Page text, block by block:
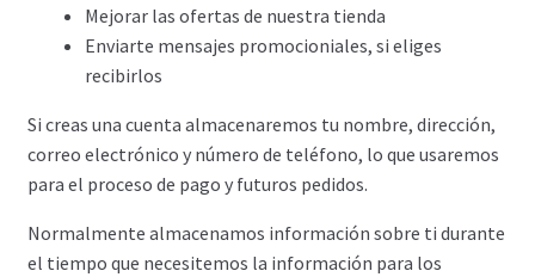
Mejorar las ofertas de nuestra tienda
Enviarte mensajes promocioniales, si eliges
recibirlos
Si creas una cuenta almacenaremos tu nombre, dirección,
correo electrónico y número de teléfono, lo que usaremos
para el proceso de pago y futuros pedidos.
Normalmente almacenamos información sobre ti durante
el tiempo que necesitemos la información para los